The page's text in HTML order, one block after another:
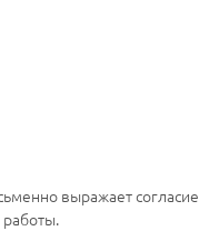
выражает согласие